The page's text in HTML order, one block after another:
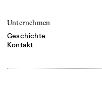
Unternehmen
Geschichte
Kontakt